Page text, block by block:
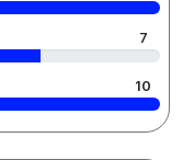
7
10